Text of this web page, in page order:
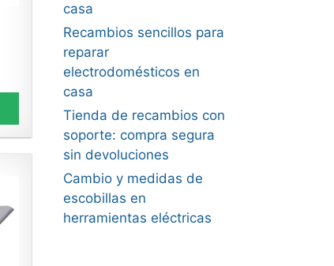
casa
Recambios sencillos para
reparar
electrodomésticos en
casa
Tienda de recambios con
soporte: compra segura
sin devoluciones
Cambio y medidas de
escobillas en
herramientas eléctricas